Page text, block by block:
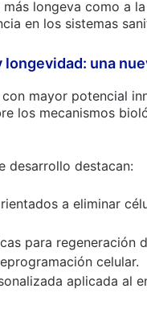
longeva como a
en los sistemas
longevidad: una
mayor potencial
los mecanismos
desarrollo destacan:
a eliminar
para regeneración
celular.
aplicada al